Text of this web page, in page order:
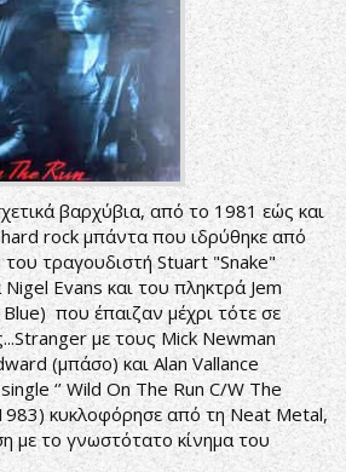
βαρχύβια, από το 1981 εώς και
rock μπάντα που ιδρύθηκε από
τραγουδιστή Stuart "Snake"
Evans και του πληκτρά Jem
που έπαιζαν μέχρι τότε σε
με τους Mick Newman
(μπάσο) και Alan Vallance
‘’ Wild On The Run C/W The
κυκλοφόρησε από τη Neat Metal,
με το γνωστότατο κίνημα του